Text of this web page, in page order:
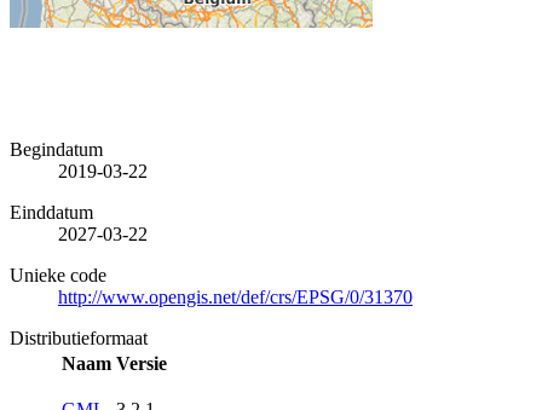
Begindatum
2019-03-22
Einddatum
2027-03-22
Unieke code
http://www.opengis.net/def/crs/EPSG/0/31370
Distributieformaat
Naam Versie